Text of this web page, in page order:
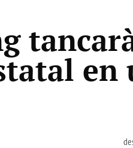
en